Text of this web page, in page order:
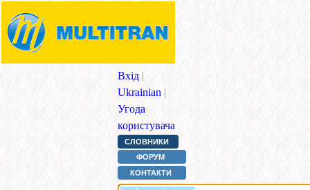
Вхід |
Ukrainian |
Угода
користувача
СЛОВНИКИ
ФОРУМ
КОНТАКТИ